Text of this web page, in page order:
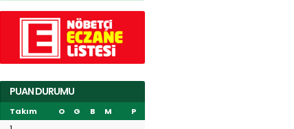
PUAN DURUMU
Takım O G B M
P